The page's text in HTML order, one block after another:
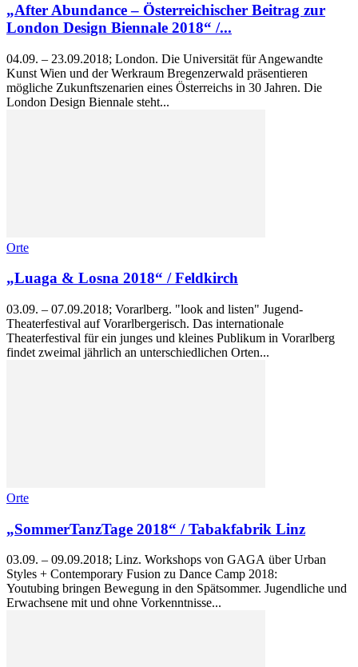
„After Abundance – Österreichischer Beitrag zur
London Design Biennale 2018“ /...
04.09. – 23.09.2018; London. Die Universität für Angewandte
Kunst Wien und der Werkraum Bregenzerwald präsentieren
mögliche Zukunftszenarien eines Österreichs in 30 Jahren. Die
London Design Biennale steht...
Orte
„Luaga & Losna 2018“ / Feldkirch
03.09. – 07.09.2018; Vorarlberg. "look and listen" Jugend-
Theaterfestival auf Vorarlbergerisch. Das internationale
Theaterfestival für ein junges und kleines Publikum in Vorarlberg
findet zweimal jährlich an unterschiedlichen Orten...
Orte
„SommerTanzTage 2018“ / Tabakfabrik Linz
03.09. – 09.09.2018; Linz. Workshops von GAGA über Urban
Styles + Contemporary Fusion zu Dance Camp 2018:
Youtubing bringen Bewegung in den Spätsommer. Jugendliche und
Erwachsene mit und ohne Vorkenntnisse...